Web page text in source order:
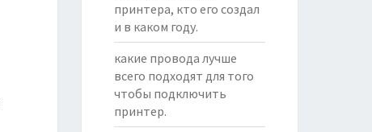
принтера, кто его создал
и в каком году.
какие провода лучше
всего подходят для того
чтобы подключить
принтер.